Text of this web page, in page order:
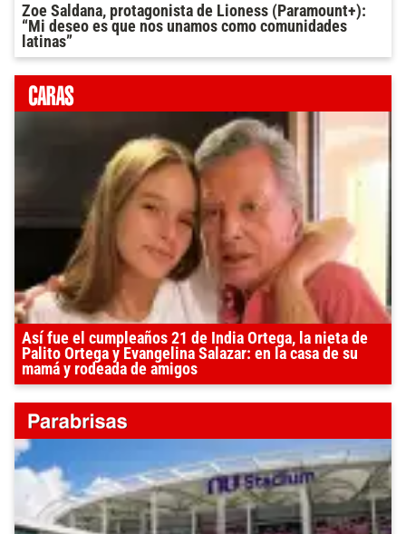
Zoe Saldana, protagonista de Lioness (Paramount+):
“Mi deseo es que nos unamos como comunidades
latinas”
Así fue el cumpleaños 21 de India Ortega, la nieta de
Palito Ortega y Evangelina Salazar: en la casa de su
mamá y rodeada de amigos